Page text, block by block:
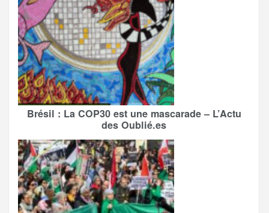
Brésil : La COP30 est une mascarade – L’Actu
des Oublié.es